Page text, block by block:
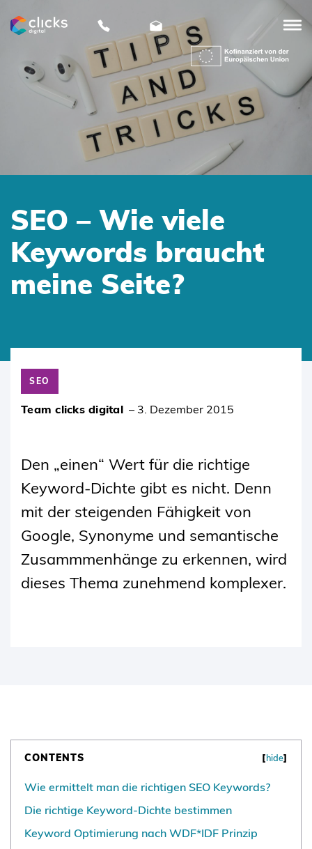
digital
SEO – Wie viele
Keywords braucht
meine Seite?
SEO
Team clicks digital –3. Dezember 2015
Den „einen“ Wert für die richtige
Keyword-Dichte gibt es nicht. Denn
mit der steigenden Fähigkeit von
Google, Synonyme und semantische
Zusammmenhänge zu erkennen, wird
dieses Thema zunehmend komplexer.
CONTENTS [hide]
Wie ermittelt man die richtigen SEO Keywords?
Die richtige Keyword-Dichte bestimmen
Keyword Optimierung nach WDF*IDF Prinzip